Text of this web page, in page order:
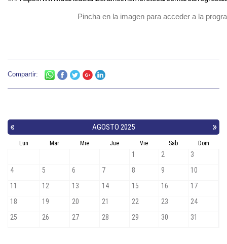
Pincha en la imagen para acceder a la
Compartir: